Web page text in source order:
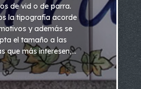
de vid o de parra.
la tipografía acorde
y además se
el tamaño a las
que más interesen,...